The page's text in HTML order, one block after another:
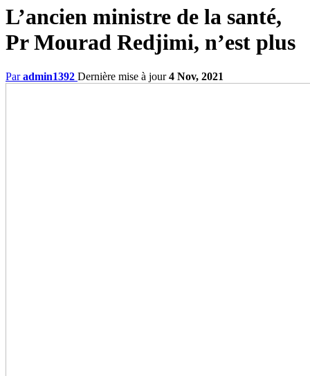
L’ancien ministre de la santé,
Pr Mourad Redjimi, n’est plus
Paradmin1392 Dernière mise à jour4 Nov, 2021